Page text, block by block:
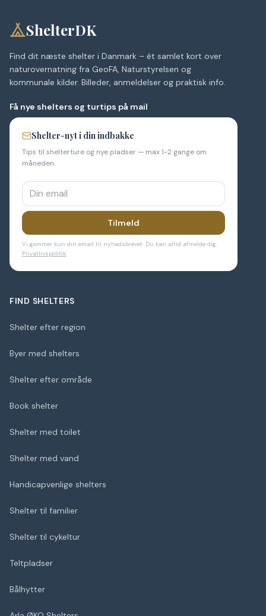
ShelterDK
Find dit næste shelter i Danmark – ét samlet kort over
naturovernatning fra GeoFA, Naturstyrelsen og
kommunale kilder. Billeder, anmeldelser og praktisk info.
Få nye shelters og turtips på mail
Shelter-nyt i din indbakke
Tips til shelterture og nye pladser — max 1-2 gange om
måneden.
Tilmeld
Vi gemmer kun din email til nyhedsbrevet. Du kan altid afmelde dig.
Privatlivspolitik
FIND SHELTERS
Shelter efter region
Byer med shelters
Shelter efter område
Book shelter
Shelter med toilet
Shelter med vand
Handicapvenlige shelters
Shelter til familier
Shelter til cykeltur
Teltpladser
Bålhytter